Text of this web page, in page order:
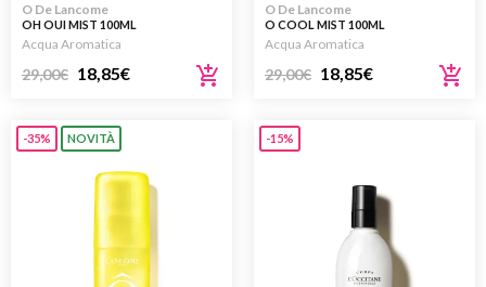
O De Lancome
OH OUI MIST 100ML
Acqua Aromatica
29,00€ 18,85€
O De Lancome
O COOL MIST 100ML
Acqua Aromatica
29,00€ 18,85€
-35% NOVITÀ -15%